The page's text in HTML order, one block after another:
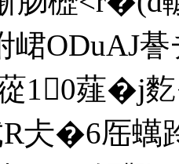
峮ODuAJ
10薤�j
仧�6厒蠇